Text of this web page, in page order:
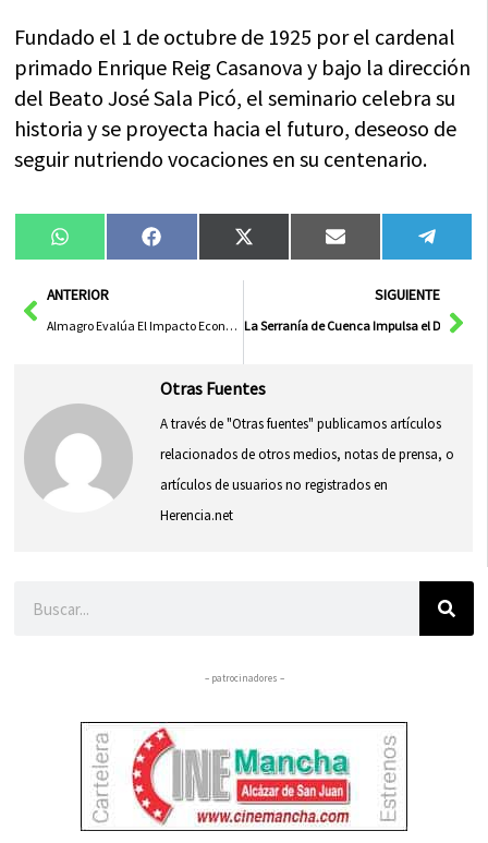
Fundado el 1 de octubre de 1925 por el cardenal
primado Enrique Reig Casanova y bajo la dirección
del Beato José Sala Picó, el seminario celebra su
historia y se proyecta hacia el futuro, deseoso de
seguir nutriendo vocaciones en su centenario.
Compartir
en
WhatsAppCompartir
en
FacebookCompartir
en
X
(Twitter)
Compartir
en
Email
en
AntANTERIOR
Almagro Evalúa El Impacto Económico De Su Festival De Teatro, Generando 4,2 Millones De Euros En 2024
SIGUIENTE
La Serranía de Cuenca Impulsa el Deporte
Otras Fuentes
A través de "Otras fuentes" publicamos artículos
relacionados de otros medios, notas de prensa, o
artículos de usuarios no registrados en
Herencia.net
– patrocinadores –